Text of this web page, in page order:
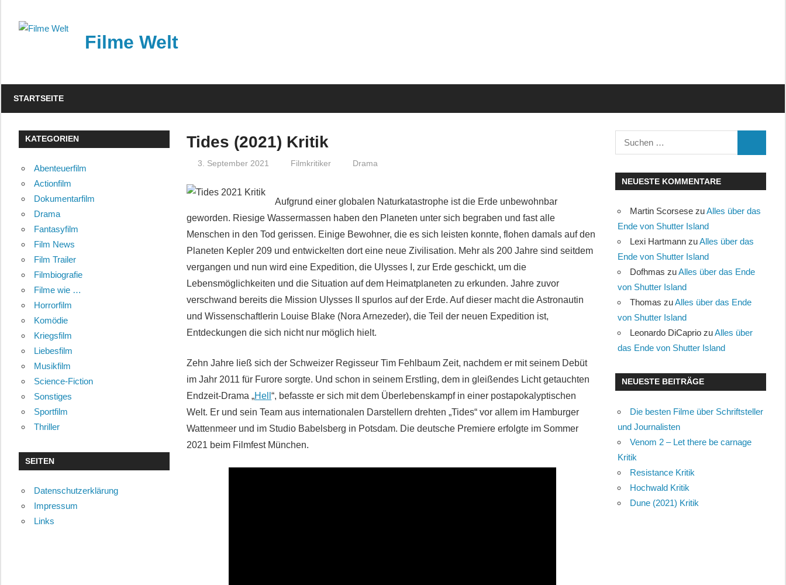
Inhalt
Filme Welt
Vorstellungen
aktuellen
Kinofilmen
STARTSEITE
Tides (2021) Kritik
3. September 2021 Filmkritiker Drama
Aufgrund einer globalen Naturkatastrophe ist die Erde unbewohnbar
geworden. Riesige Wassermassen haben den Planeten unter sich begraben und fast alle
Menschen in den Tod gerissen. Einige Bewohner, die es sich leisten konnte, flohen damals auf den
Planeten Kepler 209 und entwickelten dort eine neue Zivilisation. Mehr als 200 Jahre sind seitdem
vergangen und nun wird eine Expedition, die Ulysses I, zur Erde geschickt, um die
Lebensmöglichkeiten und die Situation auf dem Heimatplaneten zu erkunden. Jahre zuvor
verschwand bereits die Mission Ulysses II spurlos auf der Erde. Auf dieser macht die Astronautin
und Wissenschaftlerin Louise Blake (Nora Arnezeder), die Teil der neuen Expedition ist,
Entdeckungen die sich nicht nur möglich hielt.
Zehn Jahre ließ sich der Schweizer Regisseur Tim Fehlbaum Zeit, nachdem er mit seinem Debüt
im Jahr 2011 für Furore sorgte. Und schon in seinem Erstling, dem in gleißendes Licht getauchten
Endzeit-Drama „Hell“, befasste er sich mit dem Überlebenskampf in einer postapokalyptischen
Welt. Er und sein Team aus internationalen Darstellern drehten „Tides“ vor allem im Hamburger
Wattenmeer und im Studio Babelsberg in Potsdam. Die deutsche Premiere erfolgte im Sommer
2021 beim Filmfest München.
KATEGORIEN
Abenteuerfilm
Actionfilm
Dokumentarfilm
Drama
Fantasyfilm
Film News
Film Trailer
Filmbiografie
Filme wie …
Horrorfilm
Komödie
Kriegsfilm
Liebesfilm
Musikfilm
Science-Fiction
Sonstiges
Sportfilm
Thriller
SEITEN
Datenschutzerklärung
Impressum
Links
Suchen
nach:
NEUESTE KOMMENTARE
Martin Scorsese zuAlles über das
Ende von Shutter Island
Lexi Hartmann zuAlles über das
Ende von Shutter Island
Dofhmas zuAlles über das Ende
von Shutter Island
Thomas zuAlles über das Ende
von Shutter Island
Leonardo DiCaprio zuAlles über
das Ende von Shutter Island
NEUESTE BEITRÄGE
Die besten Filme über Schriftsteller
und Journalisten
Venom 2 – Let there be carnage
Kritik
Resistance Kritik
Hochwald Kritik
Dune (2021) Kritik